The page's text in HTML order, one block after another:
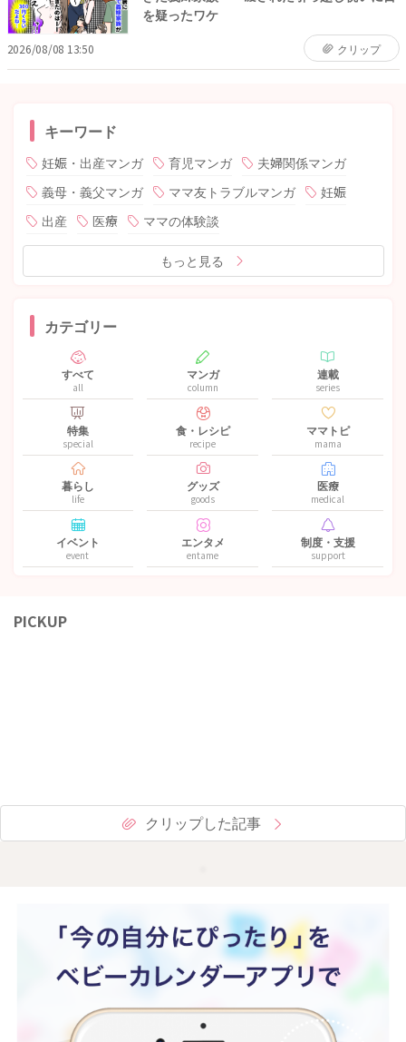
を疑ったワケ
2026/08/08 13:50 クリップ
キーワード
妊娠・出産マンガ 育児マンガ
夫婦関係マンガ
義母・義父マンガ
ママ友トラブルマンガ
妊娠
出産
医療 ママの体験談
もっと見る
カテゴリー
すべて
all
マンガ
column
連載
series
特集
special
食・レシピ
recipe
ママトピ
mama
暮らし
life
グッズ
goods
医療
medical
イベント
event
エンタメ
entame
制度・支援
support
PICKUP
クリップした記事